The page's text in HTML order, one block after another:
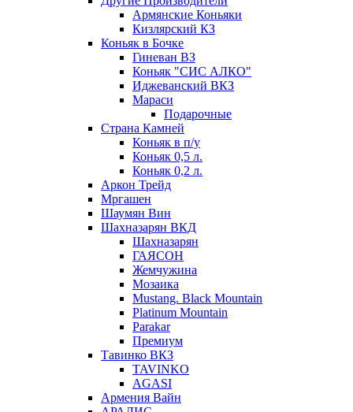
Армянские Коньяки
Кизлярский КЗ
Коньяк в Бочке
Гиневан ВЗ
Коньяк "СИС АЛКО"
Иджеванский ВКЗ
Мараси
Подарочные
Страна Камней
Коньяк в п/у
Коньяк 0,5 л.
Коньяк 0,2 л.
Аркон Трейд
Мргашен
Шаумян Вин
Шахназарян ВКД
Шахназарян
ГАЯСОН
Жемчужина
Мозаика
Mustang. Black Mountain
Platinum Mountain
Parakar
Премиум
Тавинко ВКЗ
TAVINKO
AGASI
Армения Вайн